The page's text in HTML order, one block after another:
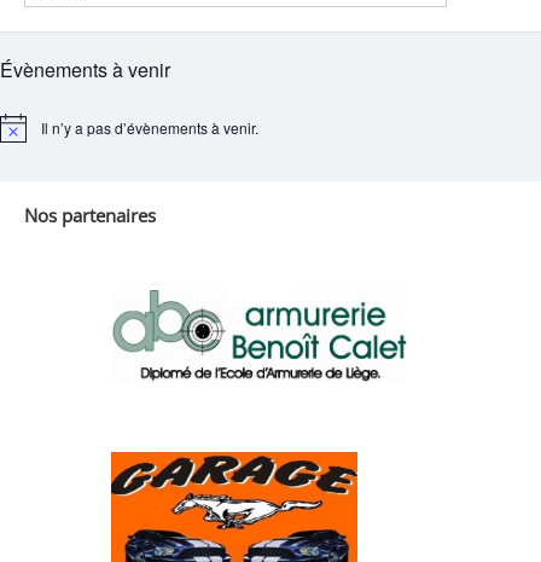
Évènements à venir
Notice Il n’y a pas d’évènements à venir.
Nos partenaires